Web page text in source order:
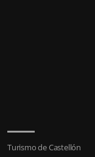
Turismo de Castellón